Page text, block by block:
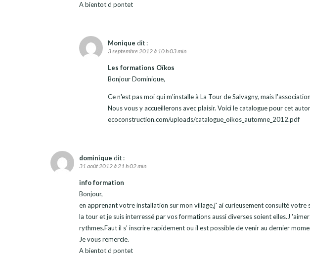
A bientot d pontet
Monique dit :
3 septembre 2012 à 10 h 03 min
Les formations Oïkos
Bonjour Dominique,
Ce n'est pas moi qui m'installe à La Tour de Salvagny, mais
Nous vous y accueillerons avec plaisir. Voici le catalogue pour cet
ecoconstruction.com/uploads/catalogue_oikos_automne_2012.pdf
dominique dit :
31 août 2012 à 21 h 02 min
info formation
Bonjour,
en apprenant votre installation sur mon village,j' ai curieusement consulté
la tour et je suis interressé par vos formations aussi diverses soient elles.J
rythmes.Faut il s' inscrire rapidement ou il est possible de venir au dernier
Je vous remercie.
A bientot d pontet